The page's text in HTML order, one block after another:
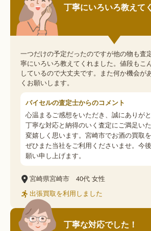
丁寧にいろいろ教えて
一つだけの予定だったのですが他の物も査
寧にいろいろ教えてくれました。値段もこ
しているので大丈夫です。また何か機会が
くお願いします。
バイセルの査定士からのコメント
心温まるご感想をいただき、誠にありがと
丁寧な対応と納得のいく査定にご満足い
変嬉しく思います。宮崎市でお酒の買取を
ぜひまた当社をご利用くださいませ。今
願い申し上げます。
宮崎県宮崎市 40代 女性
出張買取を利用しました
丁寧な対応でした！